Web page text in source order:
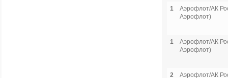
1
Аэрофлот/АК
Аэрофлот)
1
Аэрофлот/АК
Аэрофлот)
2
Аэрофлот/АК